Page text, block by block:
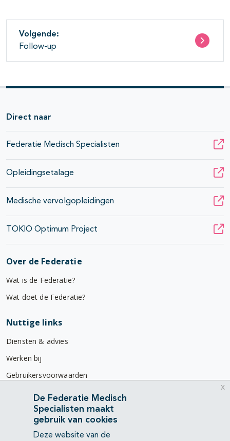
open- en dichtklappen
Volgende:
Follow-up
Direct naar
Federatie Medisch Specialisten
Opleidingsetalage
Medische vervolgopleidingen
TOKIO Optimum Project
Over de Federatie
Wat is de Federatie?
Wat doet de Federatie?
Nuttige links
Diensten & advies
Werken bij
Gebruikersvoorwaarden
Privacyverklaring
Contact
Mercatorlaan 1200
De Federatie Medisch
Specialisten maakt
gebruik van cookies
Deze website van de
x